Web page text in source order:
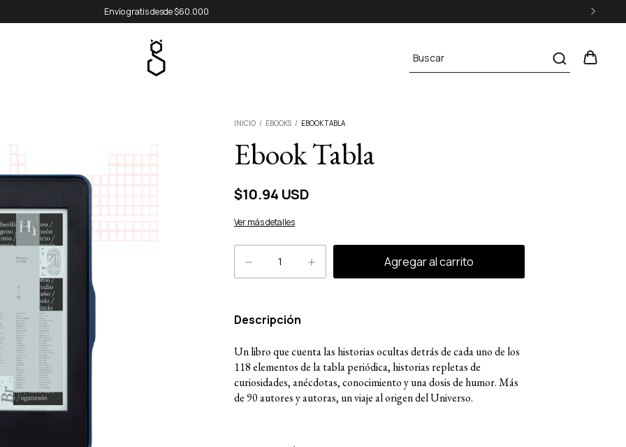
Envío gratis desde $60.000
INICIO / EBOOKS / EBOOK TABLA
Ebook Tabla
$10.94 USD
Ver más detalles
Descripción
Un libro que cuenta las historias ocultas detrás de cada uno de los
118 elementos de la tabla periódica, historias repletas de
curiosidades, anécdotas, conocimiento y una dosis de humor. Más
de 90 autores y autoras, un viaje al origen del Universo.